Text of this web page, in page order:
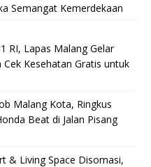
Semangat Kemerdekaan
RI, Lapas Malang Gelar
Cek Kesehatan Gratis untuk
Malang Kota, Ringkus
Beat di Jalan Pisang
& Living Space Disomasi,